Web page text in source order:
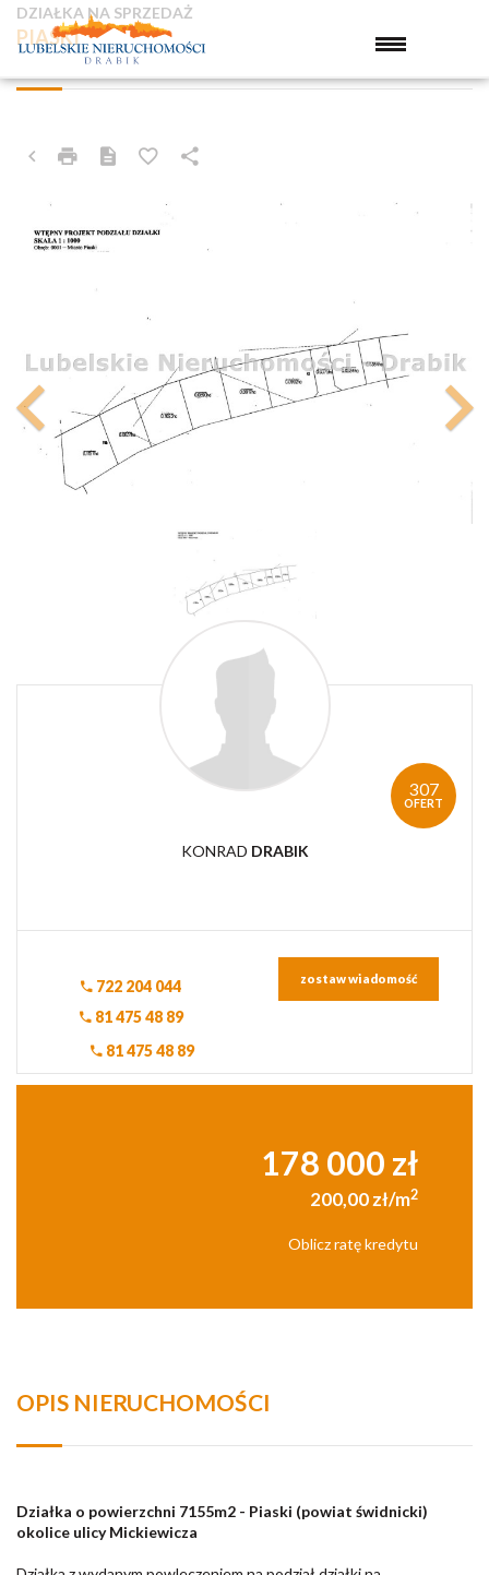
PIASKI
DZIAŁKA NA SPRZEDAŻ
307
OFERT
KONRAD DRABIK
722 204 044
81 475 48 89
81 475 48 89
zostaw wiadomość
178 000 zł
200,00 zł/m2
Oblicz ratę kredytu
OPIS NIERUCHOMOŚCI
Działka o powierzchni 7155m2 - Piaski (powiat świdnicki)
okolice ulicy Mickiewicza